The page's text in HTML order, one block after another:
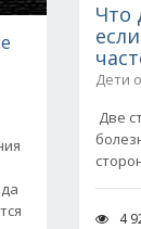
Что
Дети
Две
4